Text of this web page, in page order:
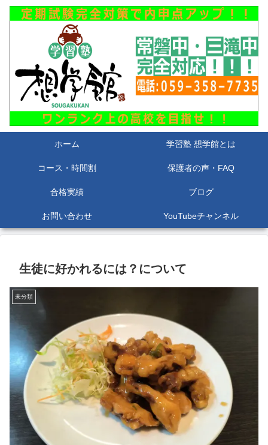
ホーム 学習塾 想学館とは
コース・時間割 保護者の声・FAQ
合格実績 ブログ
お問い合わせ YouTubeチャンネル
生徒に好かれるには？について
未分類